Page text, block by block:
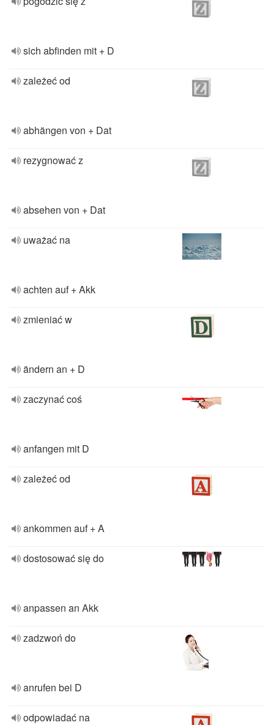
sich abfinden mit + D
zależeć od
abhängen von + Dat
rezygnować z
absehen von + Dat
uważać na
achten auf + Akk
zmieniać w
ändern an + D
zaczynać coś
anfangen mit D
zależeć od
ankommen auf + A
dostosować się do
anpassen an Akk
zadzwoń do
anrufen bei D
odpowiadać na